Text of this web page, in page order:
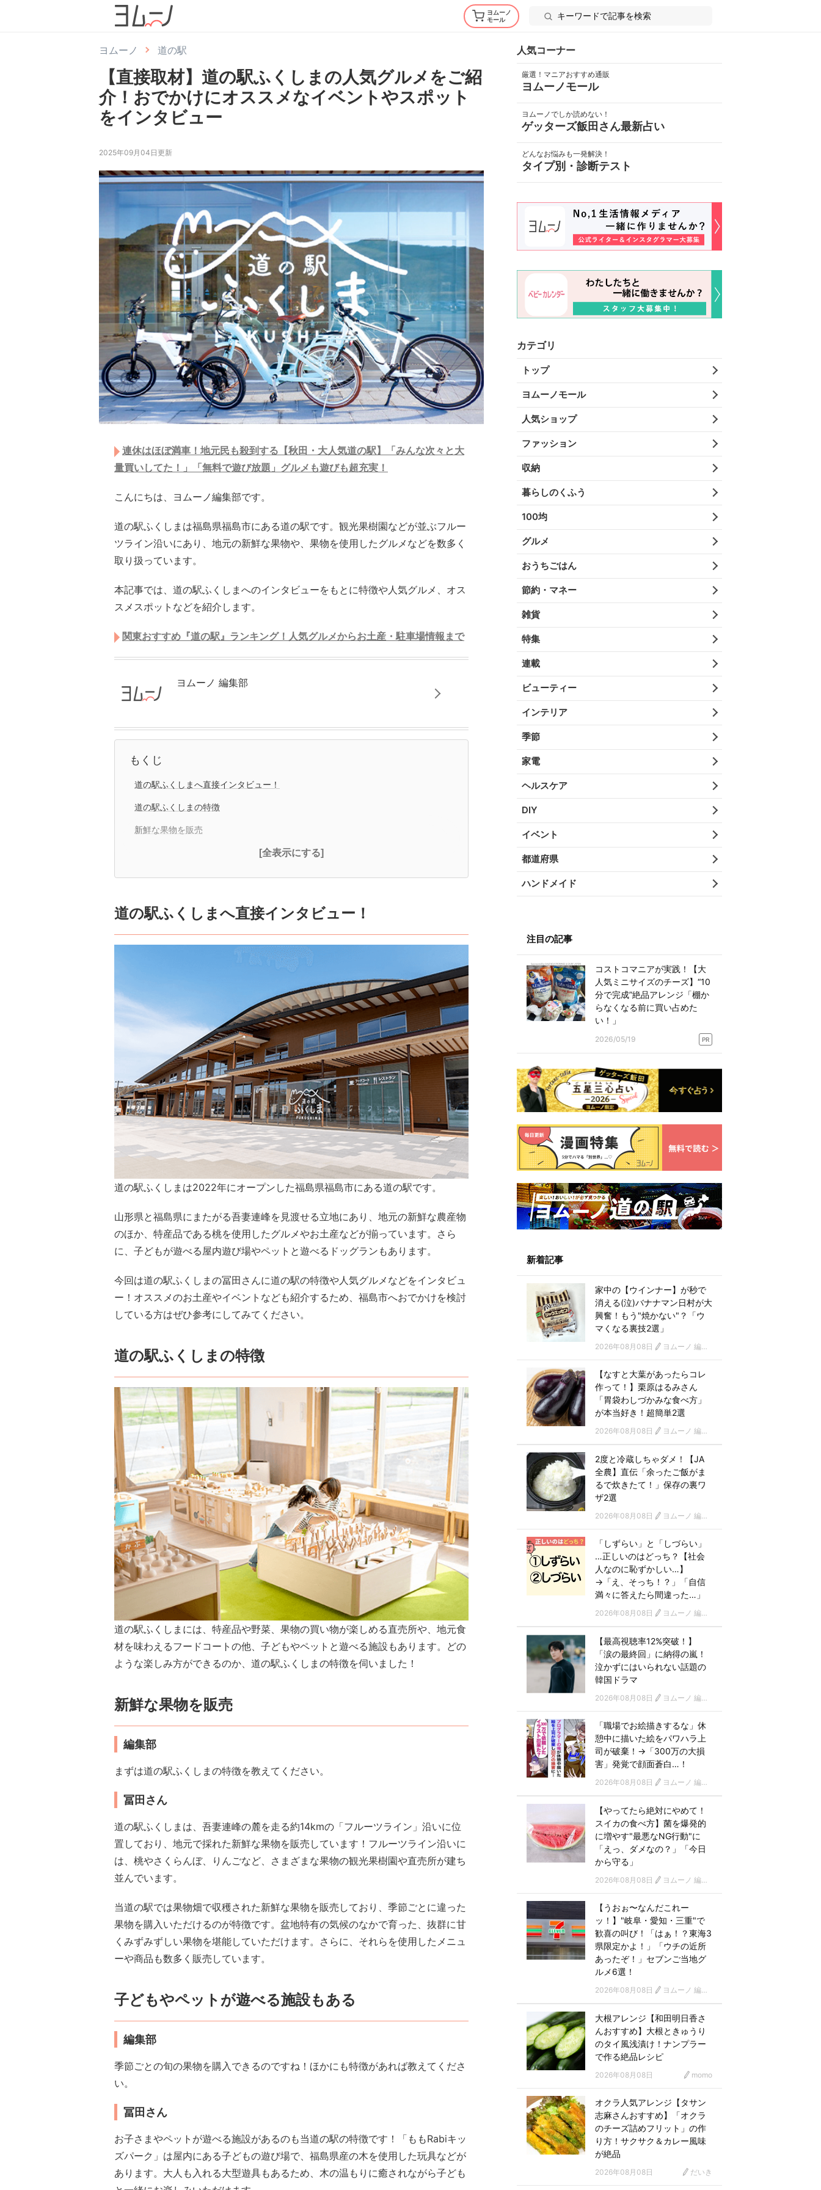
ヨムーノ
モール
ヨムーノ 道の駅
【直接取材】道の駅ふくしまの人気グルメをご紹
介！おでかけにオススメなイベントやスポット
をインタビュー
2025年09月04日更新
連休はほぼ満車！地元民も殺到する【秋田・大人気道の駅】「みんな次々と大
量買いしてた！」「無料で遊び放題」グルメも遊びも超充実！
こんにちは、ヨムーノ編集部です。
道の駅ふくしまは福島県福島市にある道の駅です。観光果樹園などが並ぶフルー
ツライン沿いにあり、地元の新鮮な果物や、果物を使用したグルメなどを数多く
取り扱っています。
本記事では、道の駅ふくしまへのインタビューをもとに特徴や人気グルメ、オス
スメスポットなどを紹介します。
関東おすすめ『道の駅』ランキング！人気グルメからお土産・駐車場情報まで
ヨムーノ 編集部
もくじ
道の駅ふくしまへ直接インタビュー！
道の駅ふくしまの特徴
新鮮な果物を販売
[全表示にする]
道の駅ふくしまへ直接インタビュー！
道の駅ふくしまは2022年にオープンした福島県福島市にある道の駅です。
山形県と福島県にまたがる吾妻連峰を見渡せる立地にあり、地元の新鮮な農産物
のほか、特産品である桃を使用したグルメやお土産などが揃っています。さら
に、子どもが遊べる屋内遊び場やペットと遊べるドッグランもあります。
今回は道の駅ふくしまの冨田さんに道の駅の特徴や人気グルメなどをインタビュ
ー！オススメのお土産やイベントなども紹介するため、福島市へおでかけを検討
している方はぜひ参考にしてみてください。
道の駅ふくしまの特徴
道の駅ふくしまには、特産品や野菜、果物の買い物が楽しめる直売所や、地元食
材を味わえるフードコートの他、子どもやペットと遊べる施設もあります。どの
ような楽しみ方ができるのか、道の駅ふくしまの特徴を伺いました！
新鮮な果物を販売
編集部
まずは道の駅ふくしまの特徴を教えてください。
冨田さん
道の駅ふくしまは、吾妻連峰の麓を走る約14kmの「フルーツライン」沿いに位
置しており、地元で採れた新鮮な果物を販売しています！フルーツライン沿いに
は、桃やさくらんぼ、りんごなど、さまざまな果物の観光果樹園や直売所が建ち
並んでいます。
当道の駅では果物畑で収穫された新鮮な果物を販売しており、季節ごとに違った
果物を購入いただけるのが特徴です。盆地特有の気候のなかで育った、抜群に甘
くみずみずしい果物を堪能していただけます。さらに、それらを使用したメニュ
ーや商品も数多く販売しています。
子どもやペットが遊べる施設もある
編集部
季節ごとの旬の果物を購入できるのですね！ほかにも特徴があれば教えてくださ
い。
冨田さん
お子さまやペットが遊べる施設があるのも当道の駅の特徴です！「ももRabiキッ
ズパーク」は屋内にある子どもの遊び場で、福島県産の木を使用した玩具などが
あります。大人も入れる大型遊具もあるため、木の温もりに癒されながら子ども
人気コーナー
厳選！マニアおすすめ通販
ヨムーノモール
ヨムーノでしか読めない！
ゲッターズ飯田さん最新占い
どんなお悩みも一発解決！
タイプ別・診断テスト
カテゴリ
トップ
ヨムーノモール
人気ショップ
ファッション
収納
暮らしのくふう
100均
グルメ
おうちごはん
節約・マネー
雑貨
特集
連載
ビューティー
インテリア
季節
家電
ヘルスケア
DIY
イベント
都道府県
ハンドメイド
注目の記事
コストコマニアが実践！【大
人気ミニサイズのチーズ】“10
分で完成”絶品アレンジ「棚か
らなくなる前に買い占めた
い！」
2026/05/19 PR
新着記事
家中の【ウインナー】が秒で
消える(泣)バナナマン日村が大
興奮！もう"焼かない"？「ウ
マくなる裏技2選」
2026年08月08日 ヨムーノ 編集部
【なすと大葉があったらコレ
作って！】栗原はるみさん
「胃袋わしづかみな食べ方」
が本当好き！超簡単2選
2026年08月08日 ヨムーノ 編集部
2度と冷蔵しちゃダメ！【JA
全農】直伝「余ったご飯がま
るで炊きたて！」保存の裏ワ
ザ2選
2026年08月08日 ヨムーノ 編集部
「しずらい」と「しづらい」
…正しいのはどっち？【社会
人なのに恥ずかしい…】
→「え、そっち！？」「自信
満々に答えたら間違った…」
2026年08月08日 ヨムーノ 編集部
【最高視聴率12%突破！】
「涙の最終回」に納得の嵐！
泣かずにはいられない話題の
韓国ドラマ
2026年08月08日 ヨムーノ 編集部 韓国ドラマチーム
「職場でお絵描きするな」休
憩中に描いた絵をパワハラ上
司が破棄！→「300万の大損
害」発覚で顔面蒼白…！
2026年08月08日 ヨムーノ 編集部
【やってたら絶対にやめて！
スイカの食べ方】菌を爆発的
に増やす"最悪なNG行動"に
「えっ、ダメなの？」「今日
から守る」
2026年08月08日 ヨムーノ 編集部
【うおぉ〜なんだこれー
ッ！】"岐阜・愛知・三重"で
歓喜の叫び！「はぁ！？東海3
県限定かよ！」「ウチの近所
あったぞ！」セブンご当地グ
ルメ6選！
2026年08月08日 ヨムーノ 編集部
大根アレンジ【和田明日香さ
んおすすめ】大根ときゅうり
のタイ風浅漬け！ナンプラー
で作る絶品レシピ
2026年08月08日 momo
オクラ人気アレンジ【タサン
志麻さんおすすめ】「オクラ
のチーズ詰めフリット」の作
り方！サクサク＆カレー風味
が絶品
2026年08月08日 だいき